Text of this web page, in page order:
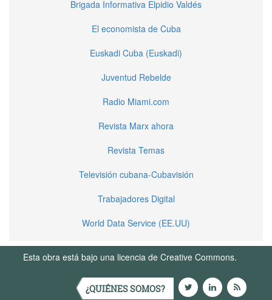
Brigada Informativa Elpidio Valdés
El economista de Cuba
Euskadi Cuba (Euskadi)
Juventud Rebelde
Radio Miami.com
Revista Marx ahora
Revista Temas
Televisión cubana-Cubavisión
Trabajadores Digital
World Data Service (EE.UU)
Esta obra está bajo una licencia de Creative Commons.
¿QUIÉNES SOMOS?